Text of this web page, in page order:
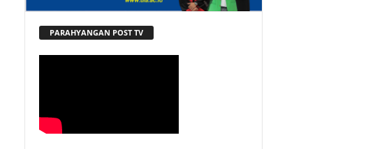
PARAHYANGAN POST TV